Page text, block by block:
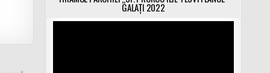
GALAȚI 2022